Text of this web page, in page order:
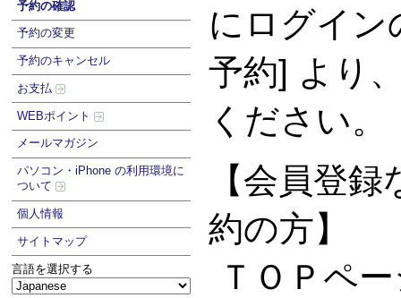
予約の確認
予約の変更
予約のキャンセル
お支払
WEBポイント
メールマガジン
パソコン・iPhone の利用環境に
ついて
個人情報
サイトマップ
言語を選択する
にログイン
予約] より
ください。
【会員登
約の方】
ＴＯＰペ